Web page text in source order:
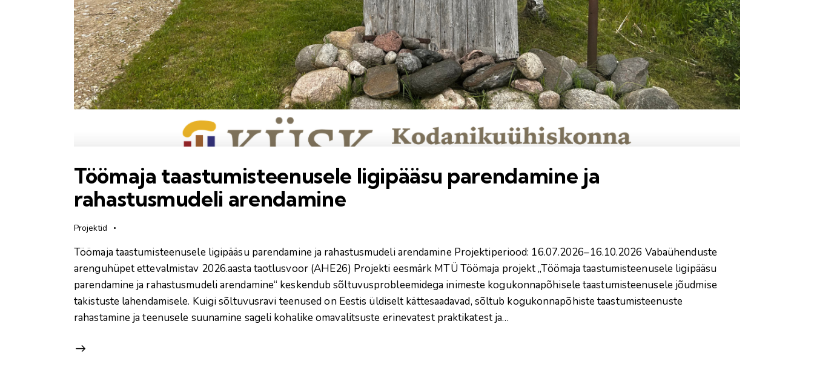
Töömaja taastumisteenusele ligipääsu parendamine ja
rahastusmudeli arendamine
Projektid
Töömaja taastumisteenusele ligipääsu parendamine ja rahastusmudeli arendamine Projektiperiood: 16.07.2026–16.10.2026 Vabaühenduste
arenguhüpet ettevalmistav 2026.aasta taotlusvoor (AHE26) Projekti eesmärk MTÜ Töömaja projekt „Töömaja taastumisteenusele ligipääsu
parendamine ja rahastusmudeli arendamine“ keskendub sõltuvusprobleemidega inimeste kogukonnapõhisele taastumisteenusele jõudmise
takistuste lahendamisele. Kuigi sõltuvusravi teenused on Eestis üldiselt kättesaadavad, sõltub kogukonnapõhiste taastumisteenuste
rahastamine ja teenusele suunamine sageli kohalike omavalitsuste erinevatest praktikatest ja…